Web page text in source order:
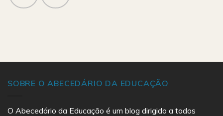
SOBRE O ABECEDÁRIO DA EDUCAÇÃO
O Abecedário da Educação é um blog dirigido a todos